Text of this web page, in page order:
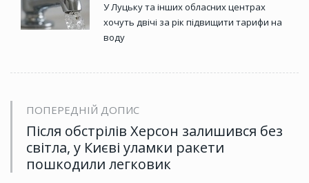
У Луцьку та інших обласних центрах
хочуть двічі за рік підвищити тарифи на
воду
ПОПЕРЕДНІЙ ДОПИС
Після обстрілів Херсон залишився без
світла, у Києві уламки ракети
пошкодили легковик